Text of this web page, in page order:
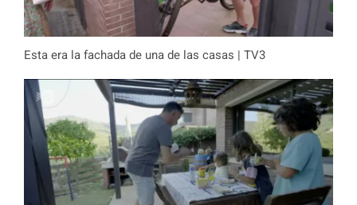
Esta era la fachada de una de las casas | TV3